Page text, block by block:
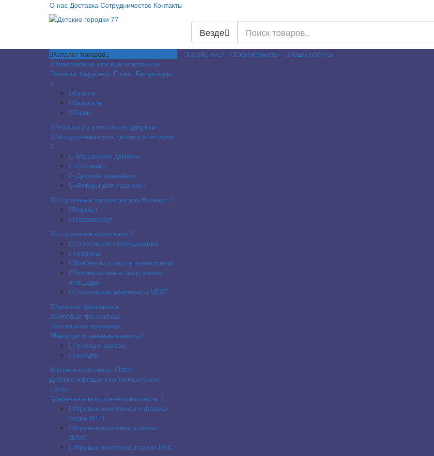
О нас Доставка Сотрудничество Контакты
Везде
Каталог товаров
Пластиковые игровые комплексы
Качели, Карусели, Горки, Балансиры
Качели
Карусели
Горки
Песочницы и песочные дворики
Оборудование для детских площадок
«Машинки и домики»
«Столики»
«Детские скамейки»
«Фигуры для лазания»
Спортивные площадки для Воркаут
Воркаут
Параворкаут
Спортивные комплексы
Спортивное оборудование
Трибуны
Элементы полосы препятствий
Универсальные спортивные
площадки
Спортивные комплексы NEXT
Уличные тренажеры
Силовые тренажеры
Качалки на пружинах
Беседки и теневые навесы
Теневые навесы
Беседки
Игровые комплексы Qitele
Детские игровые комплексы серии
«Эко»
Деревянные игровые комплексы
Игровые комплексы и формы
серии МГН
Игровые комплексы серии
ДИКС
Игровые комплексы серии ИКС
Прайс-лист Сертификаты Наши работы